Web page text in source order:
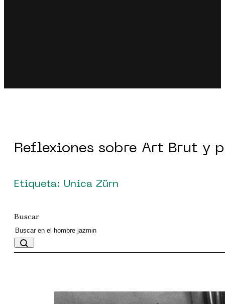
Reflexiones sobre Art Brut y
Etiqueta: Unica Zürn
Buscar